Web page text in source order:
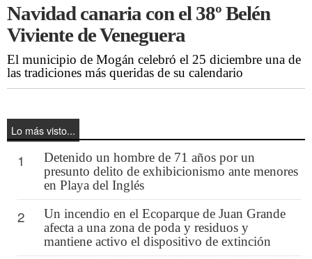
Navidad canaria con el 38º Belén
Viviente de Veneguera
El municipio de Mogán celebró el 25 diciembre una de
las tradiciones más queridas de su calendario
Lo más visto...
1
Detenido un hombre de 71 años por un
presunto delito de exhibicionismo ante menores
en Playa del Inglés
2
Un incendio en el Ecoparque de Juan Grande
afecta a una zona de poda y residuos y
mantiene activo el dispositivo de extinción